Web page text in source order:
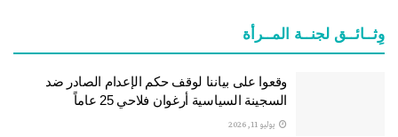
وِثــائــق لجنــة المــرأة
وقعوا على بياننا لوقف حكم الإعدام الصادر ضد
السجينة السياسية أرغوان فلاحي 25 عاماً
يوليو 11, 2026